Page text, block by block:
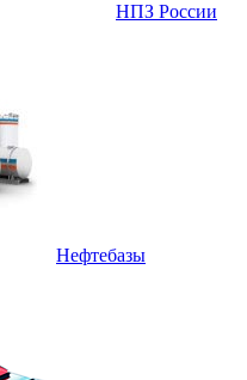
НПЗ России
Нефтебазы